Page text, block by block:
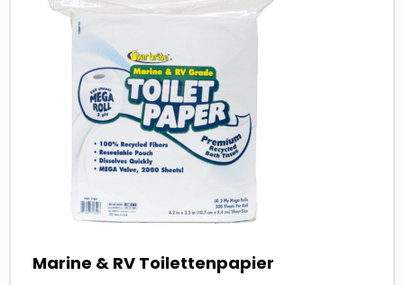
Marine & RV Toilettenpapier